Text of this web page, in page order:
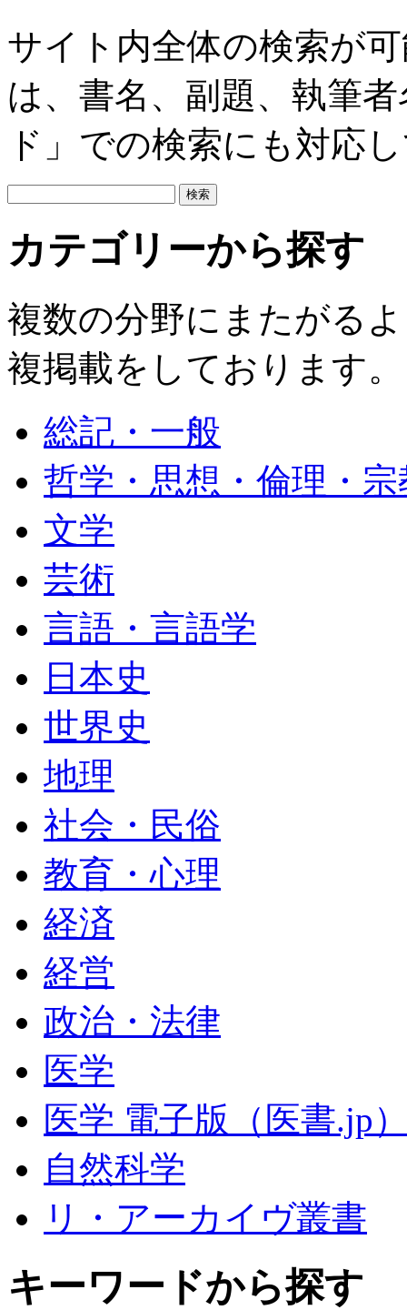
サイト内全体の検索が
は、書名、副題、執筆
ド」での検索にも対応
カテゴリーから探す
複数の分野にまたがる
複掲載をしております。
総記・一般
哲学・思想・倫理・宗
文学
芸術
言語・言語学
日本史
世界史
地理
社会・民俗
教育・心理
経済
経営
政治・法律
医学
医学 電子版（医書.jp
自然科学
リ・アーカイヴ叢書
キーワードから探す